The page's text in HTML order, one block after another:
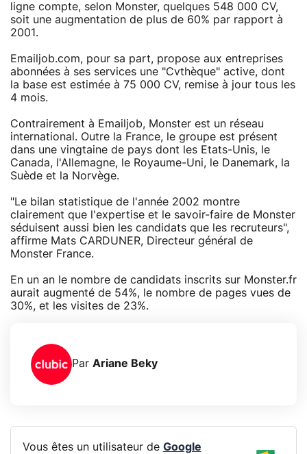
ligne compte, selon Monster, quelques 548 000 CV,
soit une augmentation de plus de 60% par rapport à
2001.
Emailjob.com, pour sa part, propose aux entreprises
abonnées à ses services une "Cvthèque" active, dont
la base est estimée à 75 000 CV, remise à jour tous les
4 mois.
Contrairement à Emailjob, Monster est un réseau
international. Outre la France, le groupe est présent
dans une vingtaine de pays dont les Etats-Unis, le
Canada, l'Allemagne, le Royaume-Uni, le Danemark, la
Suède et la Norvège.
"Le bilan statistique de l'année 2002 montre
clairement que l'expertise et le savoir-faire de Monster
séduisent aussi bien les candidats que les recruteurs",
affirme Mats CARDUNER, Directeur général de
Monster France.
En un an le nombre de candidats inscrits sur Monster.fr
aurait augmenté de 54%, le nombre de pages vues de
30%, et les visites de 23%.
Par Ariane Beky
Vous êtes un utilisateur de Google